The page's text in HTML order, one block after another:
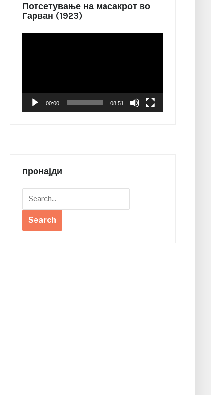
Потсетување на масакрот во
Гарван (1923)
00:00 08:51
пронајди